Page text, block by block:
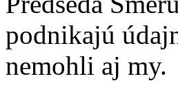
podnikajú
nemohli aj my.